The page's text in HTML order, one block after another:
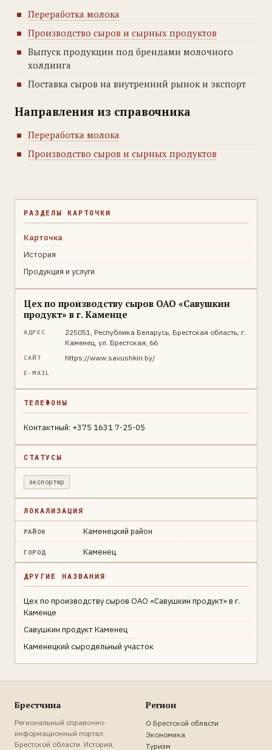
Переработка молока
Производство сыров и сырных продуктов
Выпуск продукции под брендами молочного
холдинга
Поставка сыров на внутренний рынок и экспорт
Направления из справочника
Переработка молока
Производство сыров и сырных продуктов
РАЗДЕЛЫ КАРТОЧКИ
Карточка
История
Продукция и услуги
Цех по производству сыров ОАО «Савушкин
продукт» в г. Каменце
АДРЕС
225051, Республика Беларусь, Брестская область, г.
Каменец, ул. Брестская, 66
САЙТ https://www.savushkin.by/
E-MAIL
ТЕЛЕФОНЫ
Контактный: +375 1631 7-25-05
СТАТУСЫ
экспортер
ЛОКАЛИЗАЦИЯ
РАЙОН Каменецкий район
ГОРОД Каменец
ДРУГИЕ НАЗВАНИЯ
Цех по производству сыров ОАО «Савушкин продукт» в г.
Каменце
Савушкин продукт Каменец
Каменецкий сыродельный участок
Брестчина
Региональный справочно-
информационный портал
Брестской области. История,
Регион
О Брестской области
Экономика
Туризм